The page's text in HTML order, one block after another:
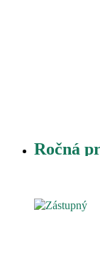
Ročná